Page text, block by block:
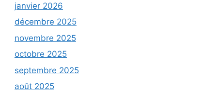
janvier 2026
décembre 2025
novembre 2025
octobre 2025
septembre 2025
août 2025